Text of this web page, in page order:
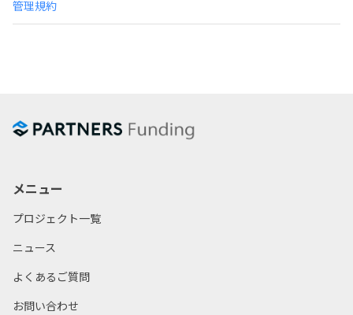
管理規約
メニュー
プロジェクト一覧
ニュース
よくあるご質問
お問い合わせ